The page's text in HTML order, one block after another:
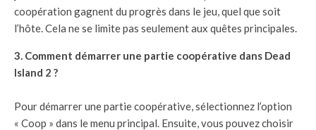
coopération gagnent du progrès dans le jeu, quel que soit
l’hôte. Cela ne se limite pas seulement aux quêtes principales.
3. Comment démarrer une partie coopérative dans Dead
Island 2 ?
Pour démarrer une partie coopérative, sélectionnez l’option
« Coop » dans le menu principal. Ensuite, vous pouvez choisir